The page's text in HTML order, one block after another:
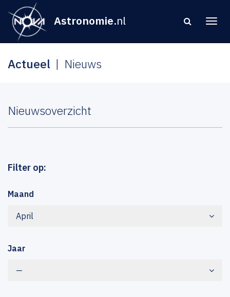
Astronomie.nl
Actueel Nieuws
Nieuwsoverzicht
Filter op:
Maand
April
Jaar
—